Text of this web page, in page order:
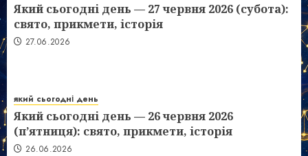
Який сьогодні день — 27 червня 2026 (субота):
свято, прикмети, історія
27.06.2026
який сьогодні день
Який сьогодні день — 26 червня 2026
(п’ятниця): свято, прикмети, історія
26.06.2026